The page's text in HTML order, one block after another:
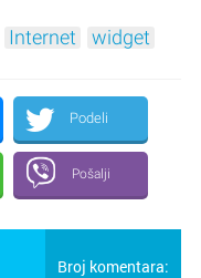
Internet widget
Podeli
Pošalji
Broj komentara: